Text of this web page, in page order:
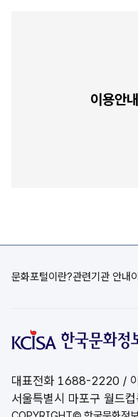
이용안내
문화포털이란?관련기관 안내
대표전화 1688-2220 /
서울특별시 마포구 월드